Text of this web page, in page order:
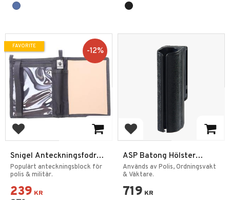
Add to favorites
Snigel Anteckningsfodral
Medium
Populärt anteckningsblock för
polis & militär.
239 KR
12%
FAVORITE
Add to favorites
ASP Batong Hölster
Sidebreak Scabbard
Används av Polis, Ordningsvakt
& Väktare.
719 KR